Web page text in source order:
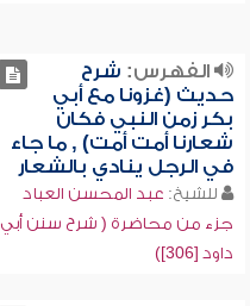
الفهرس: شرح
حديث (غزونا مع أبي
بكر زمن النبي فكان
شعارنا أمت أمت) , ما جاء
في الرجل ينادي بالشعار
للشيخ: عبد المحسن العباد
جزء من محاضرة ( شرح سنن أبي
داود [306])